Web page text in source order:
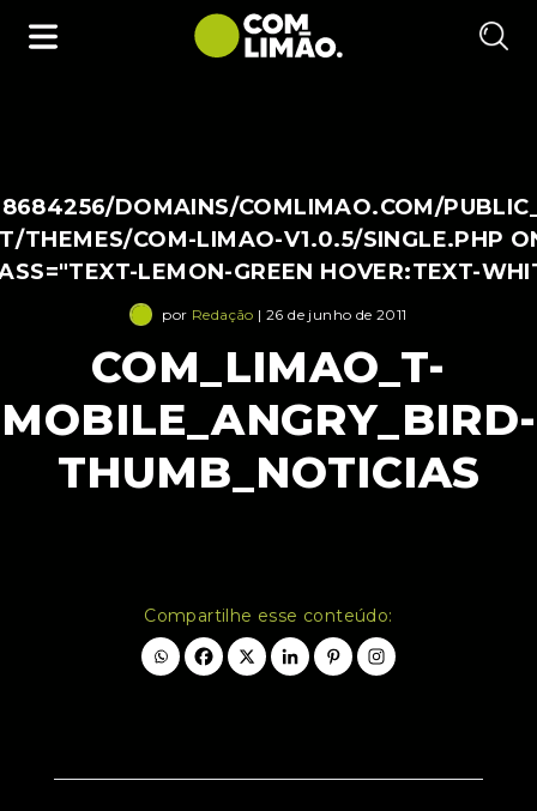
DOMAINS/COMLIMAO.COM/
THEMES/COM-LIMAO-V1.0.5/SINGLE.PHP
LEMON-GREEN HOVER:TEXT-
por Redação | 26 de junho de 2011
COM_LIMAO_T-
MOBILE_ANGRY_BIRD-
THUMB_NOTICIAS
Compartilhe esse conteúdo: